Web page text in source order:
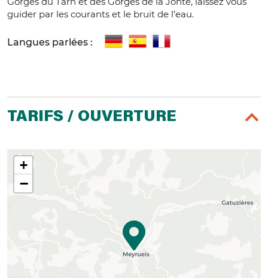
guider par les courants et le bruit de l’eau.
Langues parlées :
TARIFS / OUVERTURE
+
−